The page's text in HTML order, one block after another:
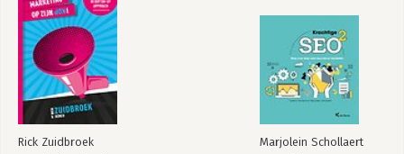
Rick Zuidbroek Marjolein Schollaert